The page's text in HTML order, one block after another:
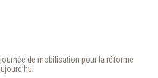
de mobilisation pour la réforme